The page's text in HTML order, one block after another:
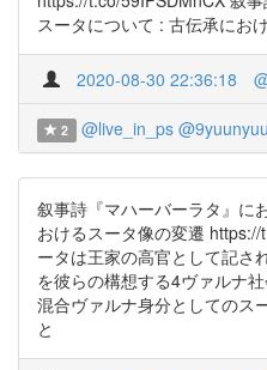
スータについて : 古伝承にお
2020-08-30 22:36:18
2 @live_in_ps @9yuunyuu
叙事詩『マハーバーラタ』に
おけるスータ像の変遷
ータは王家の高官として記さ
を彼らの構想する4ヴァルナ
混合ヴァルナ身分としてのス
と